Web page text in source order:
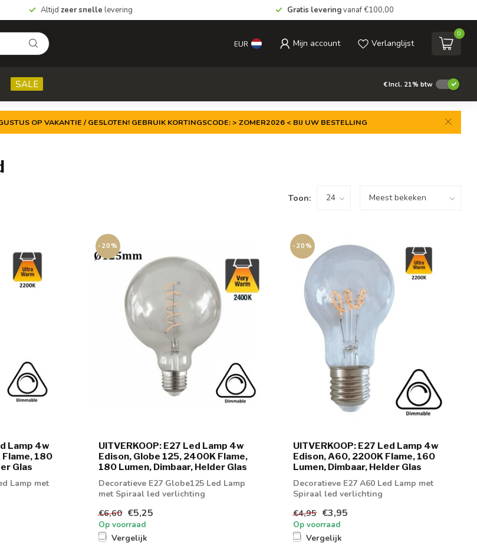
Altijd zeer snelle levering Gratis leveringvanaf €100,00
EUR Mijn account Verlanglijst
0
SALE €Incl. 21% btw
OP VAKANTIE / GESLOTEN! GEBRUIK KORTINGSCODE: > ZOMER2026 < BIJ UW BESTELLING
Toon:
Lamp 4w
180
Glas
Lamp met
-20%
UITVERKOOP: E27 Led Lamp 4w
Edison, Globe 125, 2400K Flame,
180 Lumen, Dimbaar, Helder Glas
Decoratieve E27 Globe125 Led Lamp
met Spiraal led verlichting
€6,60 €5,25
Op voorraad
Vergelijk
-20%
UITVERKOOP: E27 Led Lamp 4w
Edison, A60, 2200K Flame, 160
Lumen, Dimbaar, Helder Glas
Decoratieve E27 A60 Led Lamp met
Spiraal led verlichting
€4,95 €3,95
Op voorraad
Vergelijk